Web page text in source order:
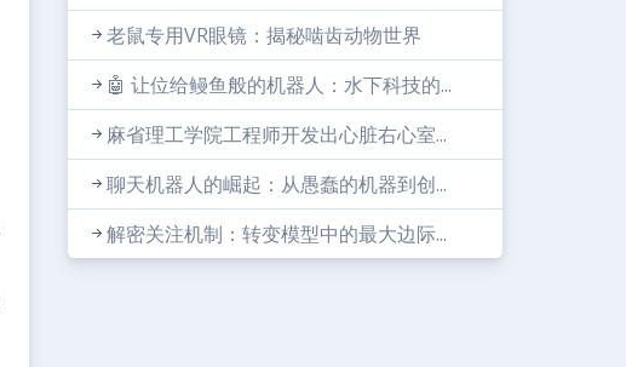
老鼠专用VR眼镜：揭秘啮齿动物世界
🤖 让位给鳗鱼般的机器人：水下科技的...
麻省理工学院工程师开发出心脏右心室...
聊天机器人的崛起：从愚蠢的机器到创...
解密关注机制：转变模型中的最大边际...